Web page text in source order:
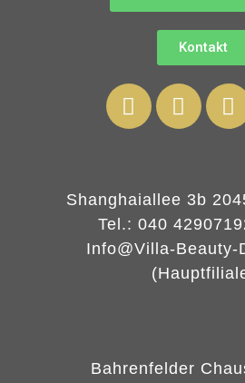
Kontakt
Shanghaiallee 3b
Tel.: 040
Info@Villa-Beauty-
Bahrenfelder